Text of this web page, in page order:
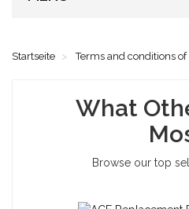
Startseite Terms and conditions of
What
Browse our top